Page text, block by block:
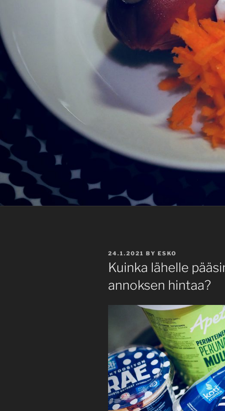
POSTED
ON
24.1.2021 BY ESKO
Kuinka lähelle
annoksen hintaa?